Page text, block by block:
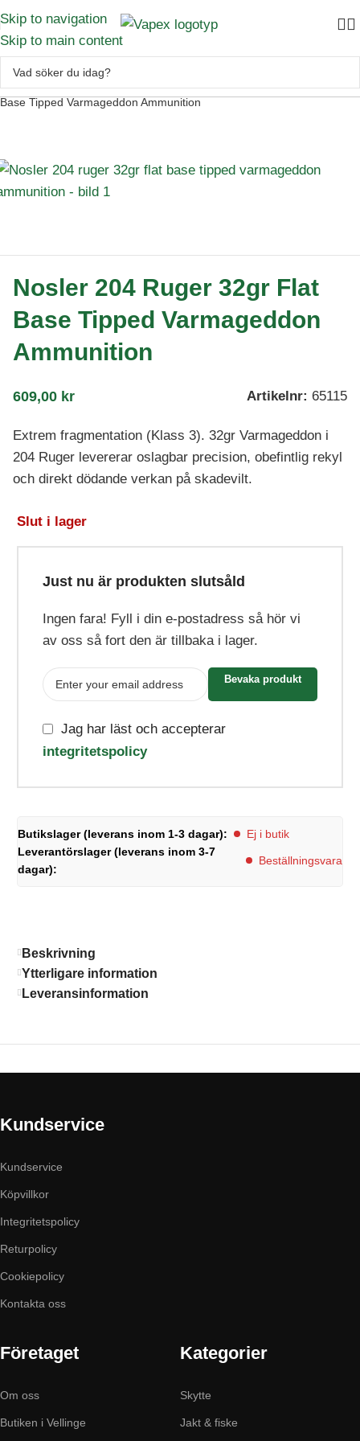
Skip to navigation
Skip to main content
Base Tipped Varmageddon Ammunition
Nosler 204 Ruger 32gr Flat
Base Tipped Varmageddon
Ammunition
609,00 kr Artikelnr: 65115
Extrem fragmentation (Klass 3). 32gr Varmageddon i
204 Ruger levererar oslagbar precision, obefintlig rekyl
och direkt dödande verkan på skadevilt.
Slut i lager
Just nu är produkten slutsåld
Ingen fara! Fyll i din e-postadress så hör vi
av oss så fort den är tillbaka i lager.
Bevaka produkt
Jag har läst och accepterar
integritetspolicy
Butikslager (leverans inom 1-3 dagar):
Ej i butik
Leverantörslager (leverans inom 3-7
dagar):
Beställningsvara
Beskrivning
Ytterligare information
Leveransinformation
Kundservice
Kundservice
Köpvillkor
Integritetspolicy
Returpolicy
Cookiepolicy
Kontakta oss
Företaget
Om oss
Butiken i Vellinge
Kategorier
Skytte
Jakt & fiske